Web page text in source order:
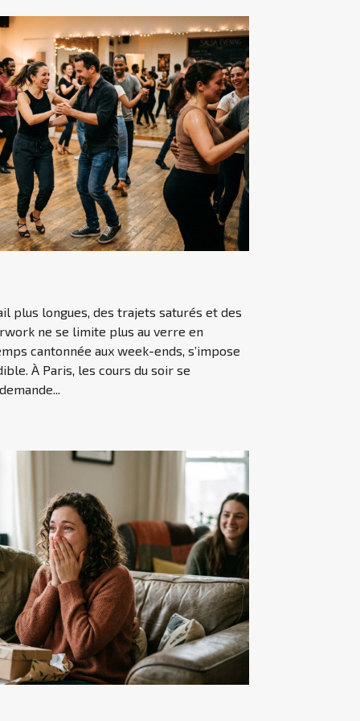
plus longues, des trajets saturés et des
ne se limite plus au verre en
cantonnée aux week-ends, s’impose
À Paris, les cours du soir se